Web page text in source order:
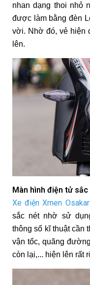
nhan dạng thoi nhỏ
được làm bằng đèn
vời. Nhờ đó, vẻ hiện
lên.
Màn hình điện tử
Xe điện Xmen
sắc nét nhờ sử
thông số kĩ thuật cần
vận tốc, quãng
còn lại,... hiện lên rất